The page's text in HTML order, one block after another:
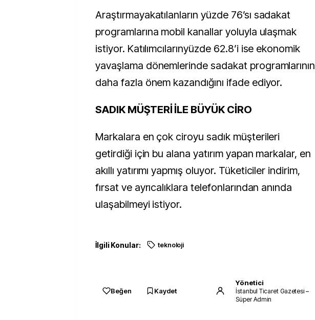
Araştırmayakatılanların yüzde 76’sı sadakat
programlarına mobil kanallar yoluyla ulaşmak
istiyor. Katılımcılarınyüzde 62.8’i ise ekonomik
yavaşlama dönemlerinde sadakat programlarının
daha fazla önem kazandığını ifade ediyor.
SADIK MÜŞTERİ İLE BÜYÜK CİRO
Markalara en çok ciroyu sadık müşterileri
getirdiği için bu alana yatırım yapan markalar, en
akıllı yatırımı yapmış oluyor. Tüketiciler indirim,
fırsat ve ayrıcalıklara telefonlarından anında
ulaşabilmeyi istiyor.
İlgili Konular: teknoloji
Beğen Kaydet
Yönetici
İstanbul Ticaret Gazetesi –
Süper Admin